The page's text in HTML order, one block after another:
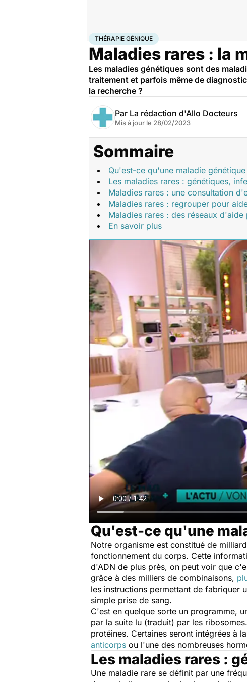
AccueilSantéMaladiesMaladies rares
THÉRAPIE GÉNIQUE
Maladies rares : la
Les maladies génétiques sont des
traitement et parfois même de
la recherche ?
Par La rédaction d'Allo Docteurs
Mis à jour le 28/02/2023
Sommaire
Qu'est-ce qu'une maladie génétique
Les maladies rares : génétiques,
Maladies rares : une consultation
Maladies rares : regrouper pour
Maladies rares : des réseaux
En savoir plus
Qu'est-ce qu'une
Notre organisme est constitué de
fonctionnement du corps. Cette
d'ADN de plus près, on peut voir que
grâce à des milliers de combinaisons,
les instructions permettant de fabriquer
simple prise de sang.
C'est en quelque sorte un programme,
par la suite lu (traduit) par les
protéines. Certaines seront intégrées à
anticorps ou l'une des nombreuses
Les maladies rares :
Une maladie rare se définit par une